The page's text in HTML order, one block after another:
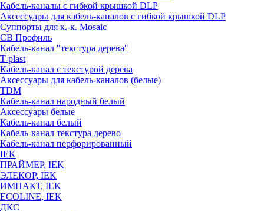
Кабель-каналы с гибкой крышкой DLP
Аксессуары для кабель-каналов с гибкой крышкой DLP
Суппорты для к.-к. Mosaic
СВ Профиль
Кабель-канал "текстура дерева"
T-plast
Кабель-канал с текстурой дерева
Аксессуары для кабель-каналов (белые)
TDM
Кабель-канал народный белый
Аксессуары белые
Кабель-канал белый
Кабель-канал текстура дерево
Кабель-канал перфорированный
IEK
ПРАЙМЕР, IEK
ЭЛЕКОР, IEK
ИМПАКТ, IEK
ECOLINE, IEK
ДКС